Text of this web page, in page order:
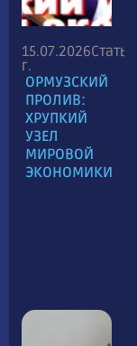
15.07.2026
г.
Статья
ОРМУЗСКИЙ
ПРОЛИВ:
ХРУПКИЙ
УЗЕЛ
МИРОВОЙ
ЭКОНОМИКИ